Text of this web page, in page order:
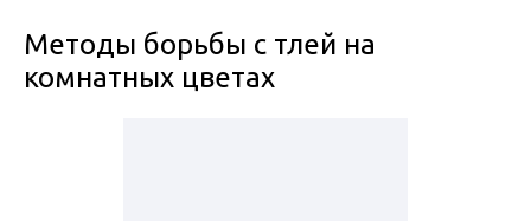
Методы борьбы с тлей на
комнатных цветах